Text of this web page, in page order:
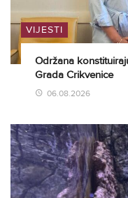
VIJESTI
Održana
Grada Crikvenice
06.08.2026